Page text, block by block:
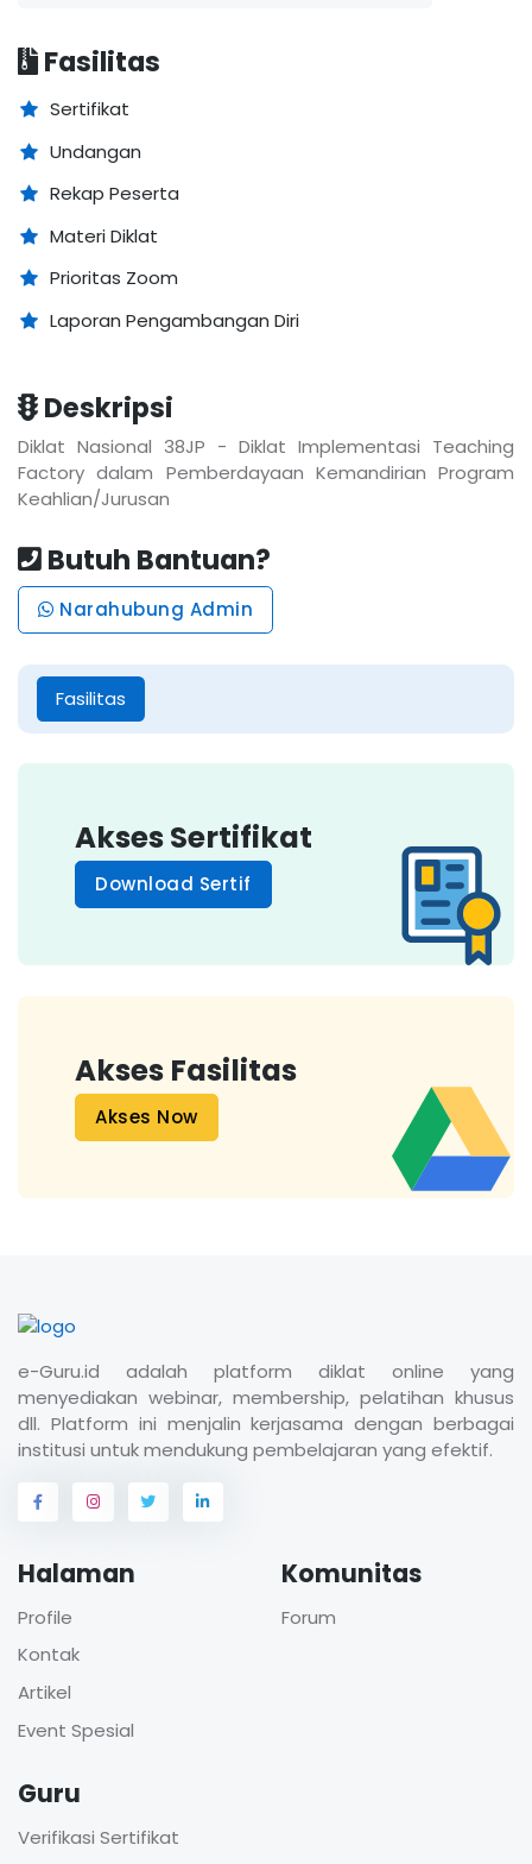
Fasilitas
Sertifikat
Undangan
Rekap Peserta
Materi Diklat
Prioritas Zoom
Laporan Pengambangan Diri
Deskripsi
Diklat Nasional 38JP - Diklat Implementasi Teaching
Factory dalam Pemberdayaan Kemandirian Program
Keahlian/Jurusan
Butuh Bantuan?
Narahubung Admin
Fasilitas
Akses Sertifikat
Download Sertif
Akses Fasilitas
Akses Now
e-Guru.id adalah platform diklat online yang
menyediakan webinar, membership, pelatihan khusus
dll. Platform ini menjalin kerjasama dengan berbagai
institusi untuk mendukung pembelajaran yang efektif.
Halaman
Profile
Kontak
Artikel
Event Spesial
Komunitas
Forum
Guru
Verifikasi Sertifikat